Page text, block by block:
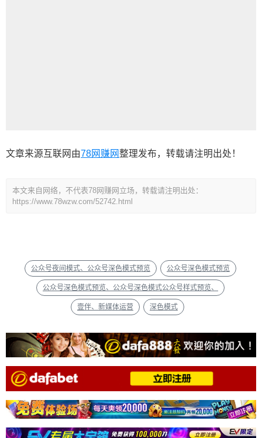
文章来源互联网由78网赚网整理发布，转载请注明出处！
本文来自网络，不代表78网赚网立场，转载请注明出处：
https://www.78wzw.com/52742.html
公众号夜间模式、公众号深色模式预览 公众号深色模式预览
公众号深色模式预览、公众号深色模式公众号样式预览、
壹伴、新媒体运营 深色模式